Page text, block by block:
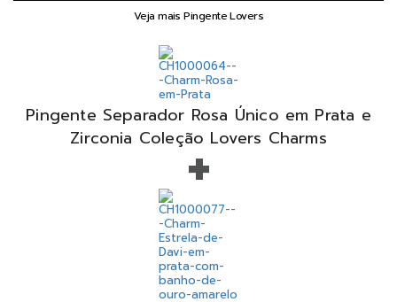
Veja mais Pingente Lovers
Pingente Separador Rosa Único em Prata e
Zirconia Coleção Lovers Charms
+